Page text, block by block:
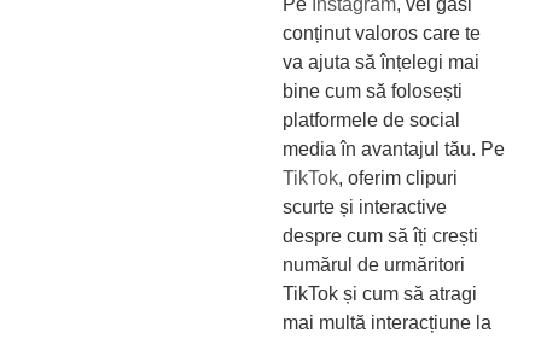
conținut valoros care te
va ajuta să înțelegi mai
bine cum să folosești
platformele de social
media în avantajul tău. Pe
TikTok, oferim clipuri
scurte și interactive
despre cum să îți crești
numărul de urmăritori
TikTok și cum să atragi
mai multă interacțiune la